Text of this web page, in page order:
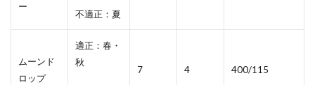
ー
不適正：夏
ムーンド
ロップ
適正：春・
秋
7 4 400/115